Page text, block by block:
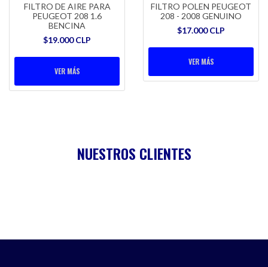
FILTRO DE AIRE PARA
PEUGEOT 208 1.6
BENCINA
$19.000 CLP
VER MÁS
FILTRO POLEN PEUGEOT
208 - 2008 GENUINO
$17.000 CLP
VER MÁS
NUESTROS CLIENTES